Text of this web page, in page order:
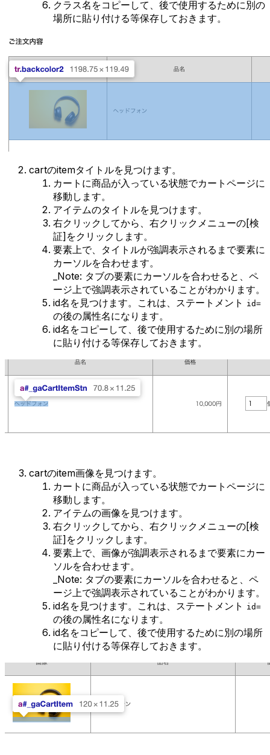
クラス名をコピーして、後で使用するために別の
場所に貼り付ける等保存しておきます。
cartのitemタイトルを見つけます。
カートに商品が入っている状態でカートページに
移動します。
アイテムのタイトルを見つけます。
右クリックしてから、右クリックメニューの[検
証]をクリックします。
要素上で、タイトルが強調表示されるまで要素に
カーソルを合わせます。
_Note: タブの要素にカーソルを合わせると、ペ
ージ上で強調表示されていることがわかります。
id名を見つけます。これは、ステートメント
id=
の後の属性名になります。
id名をコピーして、後で使用するために別の場所
に貼り付ける等保存しておきます。
cartのitem画像を見つけます。
カートに商品が入っている状態でカートページに
移動します。
アイテムの画像を見つけます。
右クリックしてから、右クリックメニューの[検
証]をクリックします。
要素上で、画像が強調表示されるまで要素にカー
ソルを合わせます。
_Note: タブの要素にカーソルを合わせると、ペ
ージ上で強調表示されていることがわかります。
id名を見つけます。これは、ステートメント
id=
の後の属性名になります。
id名をコピーして、後で使用するために別の場所
に貼り付ける等保存しておきます。